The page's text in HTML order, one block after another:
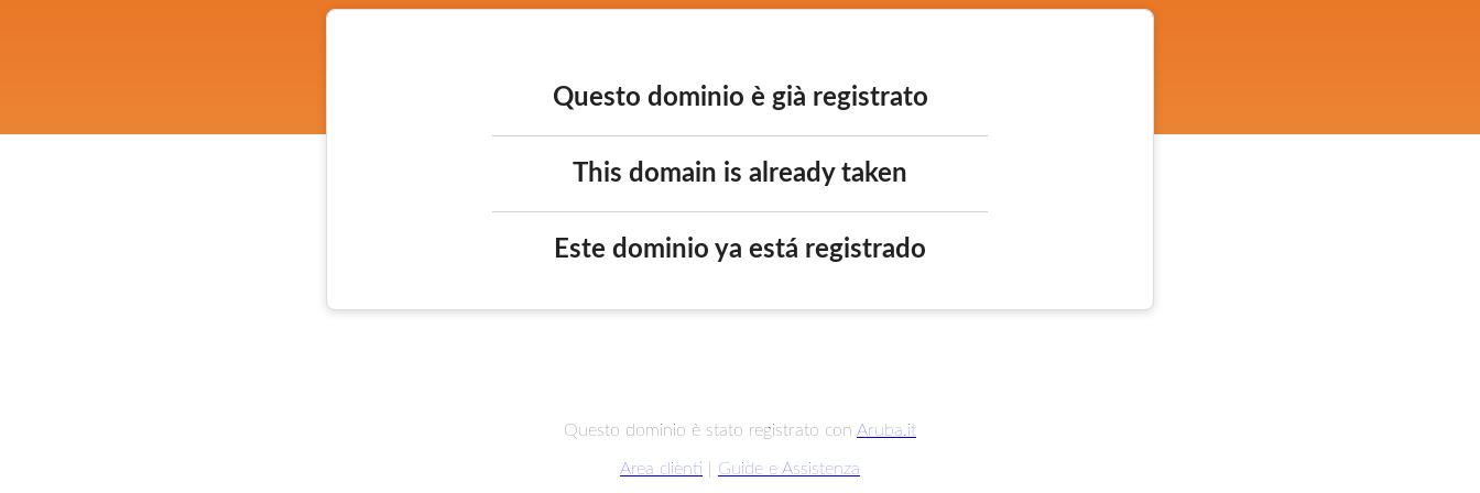
Questo dominio è già registrato
This domain is already taken
Este dominio ya está registrado
Questo dominio è stato registrato con Aruba.it
Area clienti Guide e Assistenza